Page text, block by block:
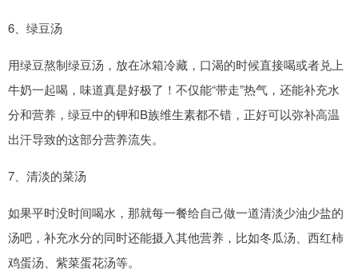
6、绿豆汤
用绿豆熬制绿豆汤，放在冰箱冷藏，口渴的时候直接喝或者兑上
牛奶一起喝，味道真是好极了！不仅能“带走”热气，还能补充水
分和营养，绿豆中的钾和B族维生素都不错，正好可以弥补高温
出汗导致的这部分营养流失。
7、清淡的菜汤
如果平时没时间喝水，那就每一餐给自己做一道清淡少油少盐的
汤吧，补充水分的同时还能摄入其他营养，比如冬瓜汤、西红柿
鸡蛋汤、紫菜蛋花汤等。